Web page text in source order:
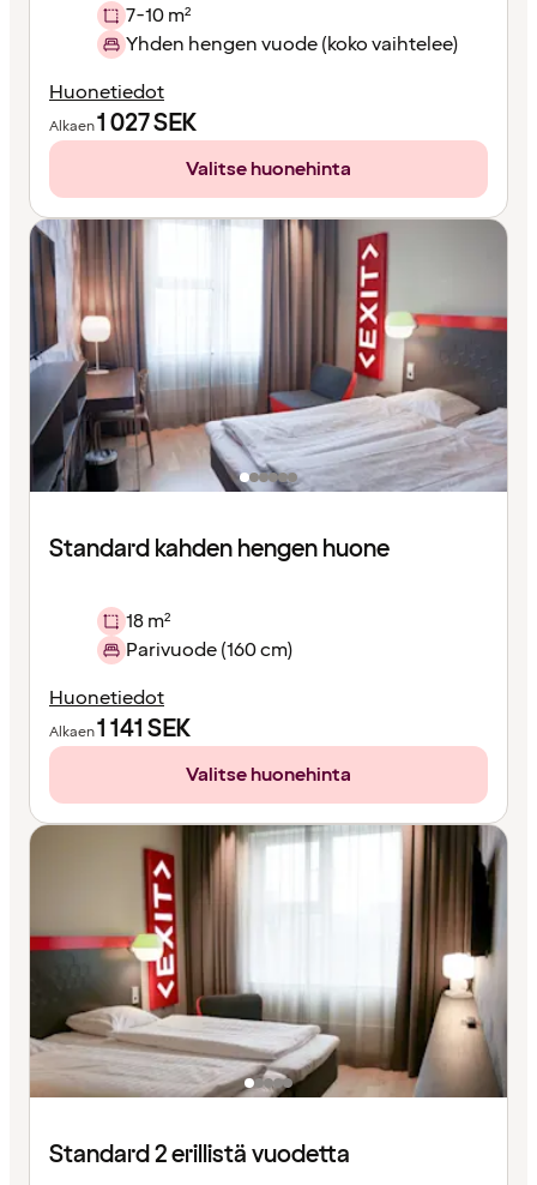
7-10 m²
Yhden hengen vuode (koko vaihtelee)
Huonetiedot
Alkaen1 027SEK
Valitse huonehinta
Standard kahden hengen huone
18 m²
Parivuode (160 cm)
Huonetiedot
Alkaen1 141SEK
Valitse huonehinta
Standard 2 erillistä vuodetta